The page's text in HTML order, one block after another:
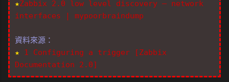
★Zabbix 2.0 low level discovery – network
interfaces | mypoorbraindump
資料來源：
★ 1 Configuring a trigger [Zabbix
Documentation 2.0]